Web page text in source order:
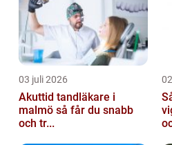
03 juli 2026
Akuttid tandläkare i
malmö så får du snabb
och tr...